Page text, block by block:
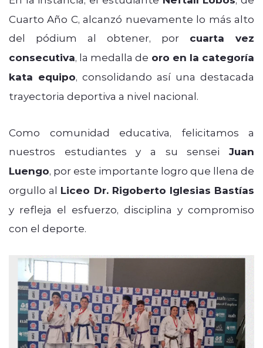
Cuarto Año C, alcanzó nuevamente lo más alto
del pódium al obtener, por cuarta vez
consecutiva, la medalla de oro en la categoría
kata equipo, consolidando así una destacada
trayectoria deportiva a nivel nacional.
Como comunidad educativa, felicitamos a
nuestros estudiantes y a su sensei Juan
Luengo, por este importante logro que llena de
orgullo al Liceo Dr. Rigoberto Iglesias Bastías
y refleja el esfuerzo, disciplina y compromiso
con el deporte.